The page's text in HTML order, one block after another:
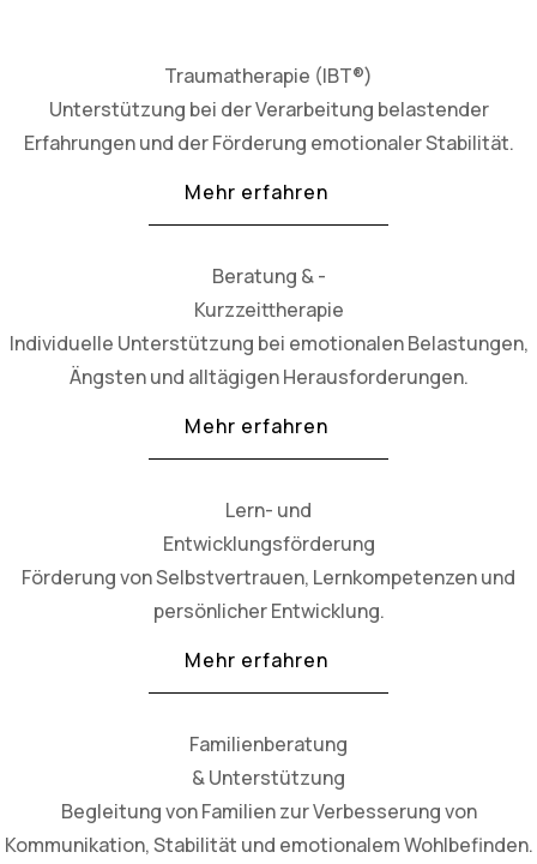
Traumatherapie (IBT®)
Unterstützung bei der Verarbeitung belastender
Erfahrungen und der Förderung emotionaler Stabilität.
Mehr erfahren
Beratung & -
Kurzzeittherapie
Individuelle Unterstützung bei emotionalen Belastungen,
Ängsten und alltägigen Herausforderungen.
Mehr erfahren
Lern- und
Entwicklungsförderung
Förderung von Selbstvertrauen, Lernkompetenzen und
persönlicher Entwicklung.
Mehr erfahren
Familienberatung
& Unterstützung
Begleitung von Familien zur Verbesserung von
Kommunikation, Stabilität und emotionalem Wohlbefinden.